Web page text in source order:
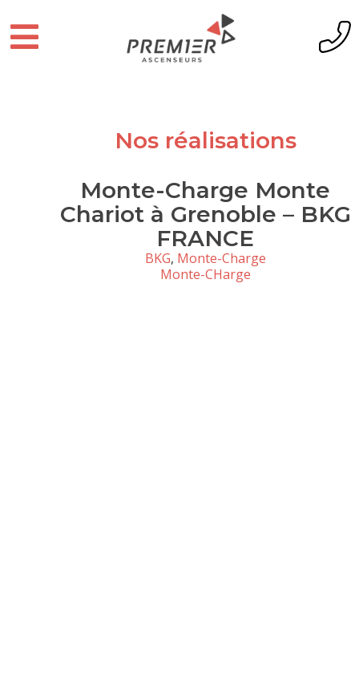
Nos réalisations
Monte-Charge Monte
Chariot à Grenoble – BKG
FRANCE
BKG, Monte-Charge
Monte-CHarge